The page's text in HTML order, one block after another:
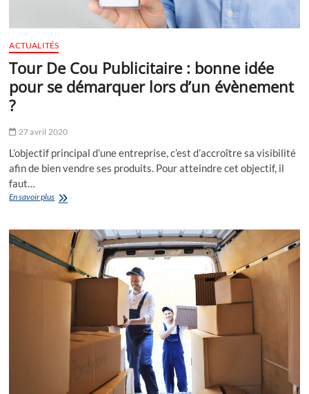
ACTUALITÉS
Tour De Cou Publicitaire : bonne idée
pour se démarquer lors d’un évènement
?
27 avril 2020
L’objectif principal d’une entreprise, c’est d’accroître sa visibilité
afin de bien vendre ses produits. Pour atteindre cet objectif, il
faut…
En savoir plusTour
Publicitaire
bonne
idée
pour
démarquer
évènement